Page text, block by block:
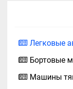
Легковые
Бортовые
Машины